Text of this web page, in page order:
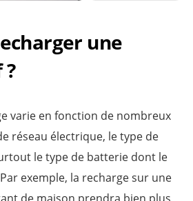
une
varie en fonction de nombreux
réseau électrique, le type de
le type de batterie dont le
exemple, la recharge sur une
de maison prendra bien plus